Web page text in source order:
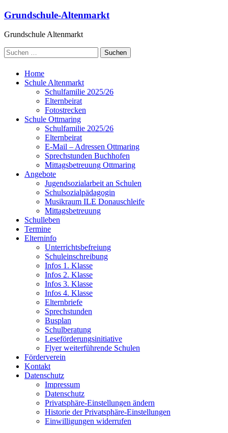
Grundschule-Altenmarkt
Grundschule Altenmarkt
Home
Schule Altenmarkt
Schulfamilie 2025/26
Elternbeirat
Fotostrecken
Schule Ottmaring
Schulfamilie 2025/26
Elternbeirat
E-Mail – Adressen Ottmaring
Sprechstunden Buchhofen
Mittagsbetreuung Ottmaring
Angebote
Jugendsozialarbeit an Schulen
Schulsozialpädagogin
Musikraum ILE Donauschleife
Mittagsbetreuung
Schulleben
Termine
Elterninfo
Unterrichtsbefreiung
Schuleinschreibung
Infos 1. Klasse
Infos 2. Klasse
Infos 3. Klasse
Infos 4. Klasse
Elternbriefe
Sprechstunden
Busplan
Schulberatung
Leseförderungsinitiative
Flyer weiterführende Schulen
Förderverein
Kontakt
Datenschutz
Impressum
Datenschutz
Privatsphäre-Einstellungen ändern
Historie der Privatsphäre-Einstellungen
Einwilligungen widerrufen